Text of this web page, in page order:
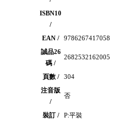
ISBN10
/
EAN /
9786267417058
誠品26
碼 /
2682532162005
頁數 /
304
注音版
/
否
裝訂 /
P:平裝